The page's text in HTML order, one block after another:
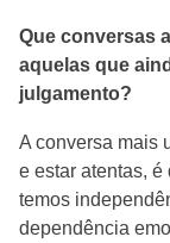
Que conversas
aquelas que
julgamento?
A conversa mais
e estar atentas,
temos
dependência